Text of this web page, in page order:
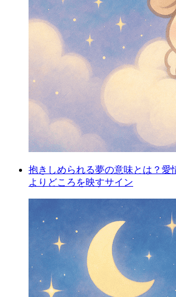
抱きしめられる夢の意味とは？愛
よりどころを映すサイン